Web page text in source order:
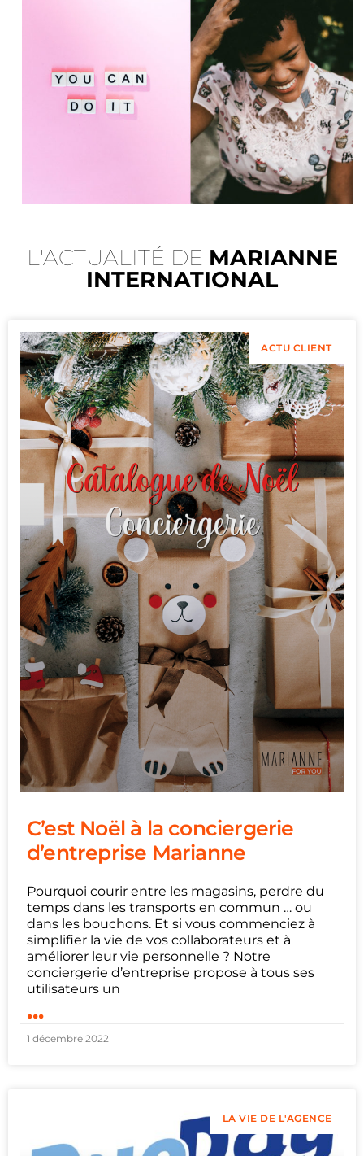
L'ACTUALITÉ DE MARIANNE
INTERNATIONAL
ACTU CLIENT
C’est Noël à la conciergerie
d’entreprise Marianne
Pourquoi courir entre les magasins, perdre du
temps dans les transports en commun … ou
dans les bouchons. Et si vous commenciez à
simplifier la vie de vos collaborateurs et à
améliorer leur vie personnelle ? Notre
conciergerie d’entreprise propose à tous ses
utilisateurs un
...
1 décembre 2022
LA VIE DE L'AGENCE